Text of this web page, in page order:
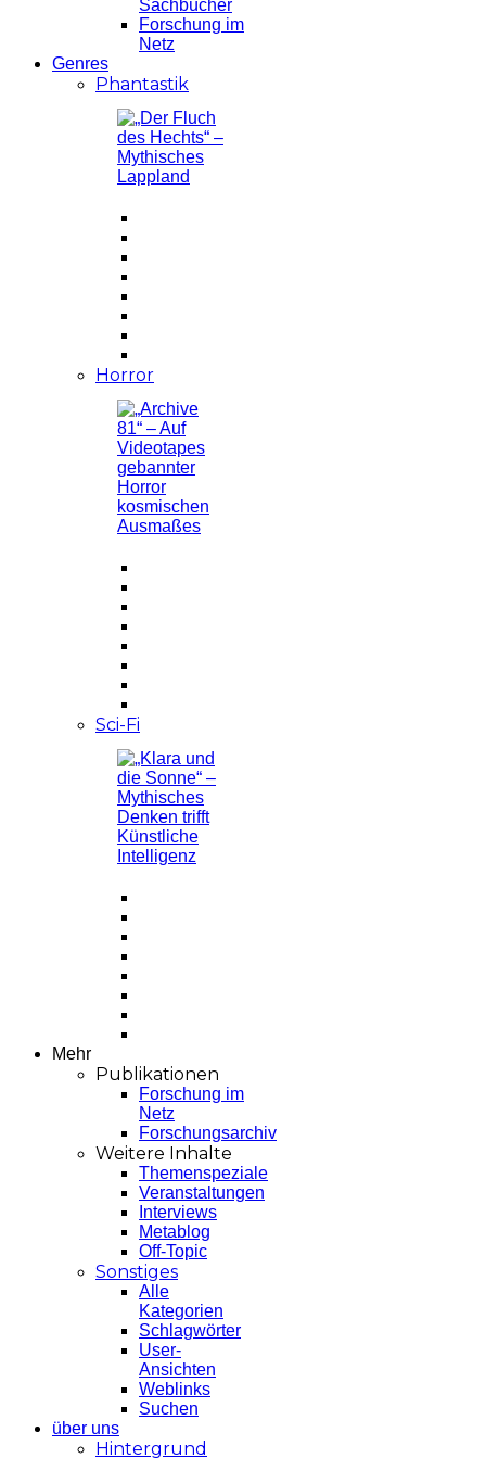
Sachbücher
Forschung im
Netz
Genres
Phantastik
Horror
Sci-Fi
Mehr
Publikationen
Forschung im
Netz
Forschungsarchiv
Weitere Inhalte
Themenspeziale
Veranstaltungen
Interviews
Metablog
Off-Topic
Sonstiges
Alle
Kategorien
Schlagwörter
User-
Ansichten
Weblinks
Suchen
über uns
Hintergrund